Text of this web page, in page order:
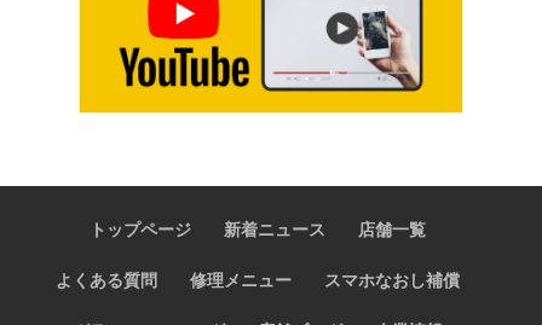
トップページ 新着ニュース 店舗一覧
よくある質問 修理メニュー スマホなおし補償